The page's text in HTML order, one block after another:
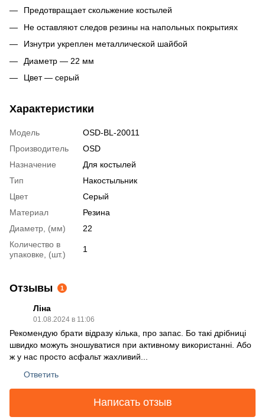
Предотвращает скольжение костылей
Не оставляют следов резины на напольных покрытиях
Изнутри укреплен металлической шайбой
Диаметр — 22 мм
Цвет — серый
Характеристики
Модель
OSD-BL-20011
Производитель
OSD
Назначение
Для костылей
Тип
Накостыльник
Цвет
Серый
Материал
Резина
Диаметр, (мм)
22
Количество в
упаковке, (шт.)
1
Отзывы 1
Ліна
01.08.2024 в 11:06
Рекомендую брати відразу кілька, про запас. Бо такі дрібниці
швидко можуть зношуватися при активному використанні. Або
ж у нас просто асфальт жахливий...
Ответить
Написать отзыв